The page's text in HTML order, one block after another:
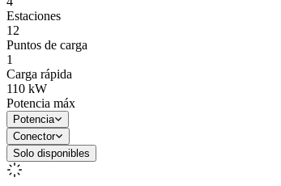
Estaciones
12
Puntos de carga
1
Carga rápida
110 kW
Potencia máx
Potencia
Conector
Solo disponibles